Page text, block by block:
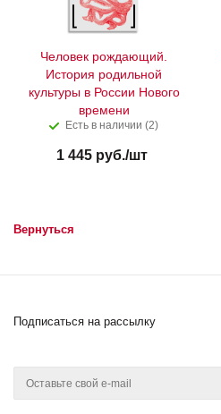
Человек рождающий.
История родильной
культуры в России Нового
времени
Есть в наличии (2)
1 445 руб./шт
Вернуться
Подписаться на рассылку